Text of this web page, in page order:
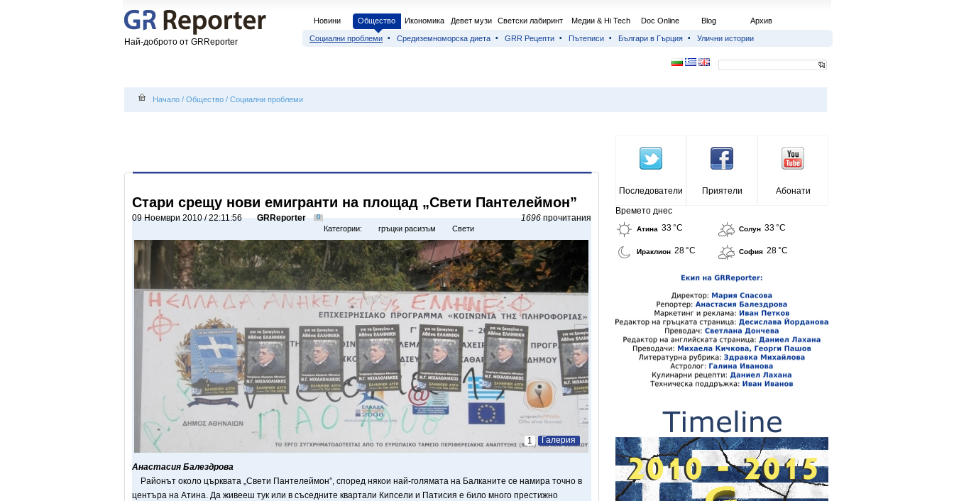
Най-доброто от GRReporter
Новини Общество Икономика Девет музи Светски лабиринт Медии & Hi Tech Doc Online Blog Архив
Социални проблеми Средиземноморска диета GRR Рецепти Пътеписи Българи в Гърция Улични истории
Начало / Общество / Социални проблеми
Стари срещу нови емигранти на площад „Свети Пантелеймон”
09 Ноември 2010 / 22:11:56 GRReporter 0 1696 прочитания
Галерия
1
Анастасия Балездрова
Районът около църквата „Свети Пантелеймон”, според някои най-голямата на Балканите се намира точно в
центъра на Атина. Да живееш тук или в съседните квартали Кипсели и Патисия е било много престижно
Категории: гръцки расизъм Свети
Последователи Приятели
Абонати
Времето днес
Атина 33 °C Солун 33 °C
Ираклион 28 °C София 28 °C